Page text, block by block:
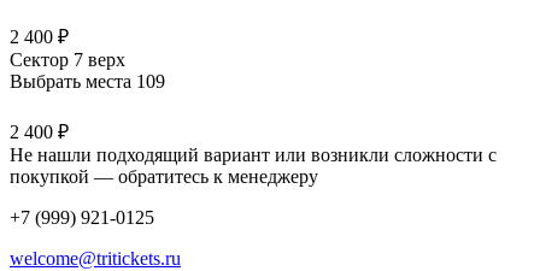
2 400 ₽
Сектор 7 верх
Выбрать места 109
2 400 ₽
Не нашли подходящий вариант или возникли сложности с
покупкой — обратитесь к менеджеру
+7 (999) 921-0125
welcome@tritickets.ru